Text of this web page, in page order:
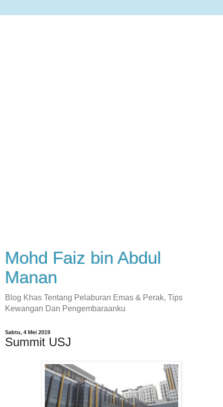
Mohd Faiz bin Abdul
Manan
Blog Khas Tentang Pelaburan Emas & Perak, Tips
Kewangan Dan Pengembaraanku
Sabtu, 4 Mei 2019
Summit USJ